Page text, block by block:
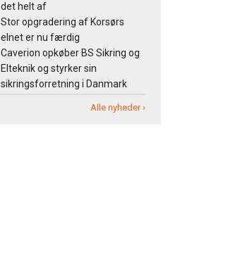
det helt af
Stor opgradering af Korsørs
elnet er nu færdig
Caverion opkøber BS Sikring og
Elteknik og styrker sin
sikringsforretning i Danmark
Alle nyheder ›